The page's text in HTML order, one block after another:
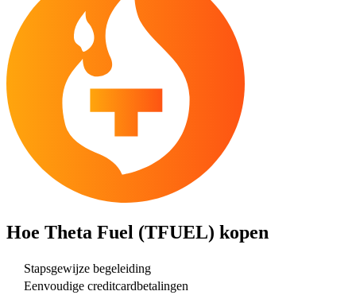
Hoe Theta Fuel (TFUEL) kopen
Stapsgewijze begeleiding
Eenvoudige creditcardbetalingen